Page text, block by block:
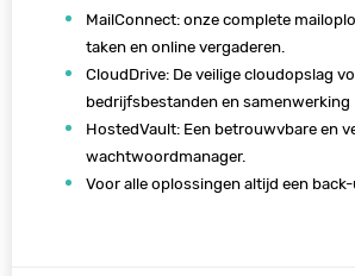
MailConnect: onze complete
taken en online vergaderen.
CloudDrive: De veilige cloudopslag
bedrijfsbestanden en samenwerking
HostedVault: Een betrouwvbare en
wachtwoordmanager.
Voor alle oplossingen altijd een